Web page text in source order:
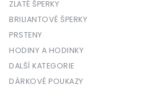
ZLATÉ ŠPERKY
BRILIANTOVÉ ŠPERKY
PRSTENY
HODINY A HODINKY
DALŠÍ KATEGORIE
DÁRKOVÉ POUKAZY